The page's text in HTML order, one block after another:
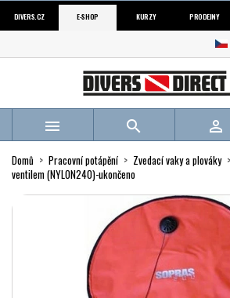
DIVERS.CZ E-SHOP KURZY PRODEJNY
  
Domů Pracovní potápění Zvedací vaky a plováky
ventilem (NYLON240)-ukončeno